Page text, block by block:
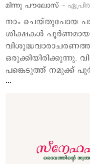
മിന്നു പൗലോസ് -
നാം ചെയ്തുപോയ
ശിക്ഷകള്‍
ഒരുക്കിയിരിക്കുന്നു.
പങ്കെടുത്ത് നമുക്ക്
…